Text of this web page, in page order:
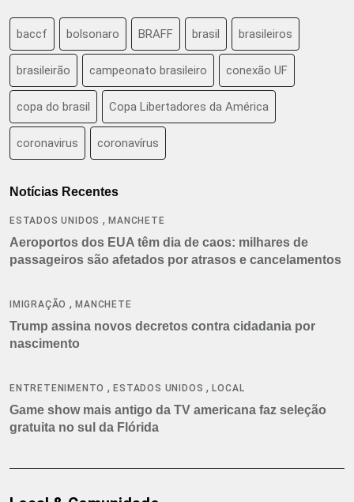
baccf bolsonaro BRAFF brasil brasileiros
brasileirão campeonato brasileiro conexão UF
copa do brasil Copa Libertadores da América
coronavirus coronavírus
Notícias Recentes
ESTADOS UNIDOS ,MANCHETE
Aeroportos dos EUA têm dia de caos: milhares de
passageiros são afetados por atrasos e cancelamentos
IMIGRAÇÃO ,MANCHETE
Trump assina novos decretos contra cidadania por
nascimento
ENTRETENIMENTO ,ESTADOS UNIDOS ,LOCAL
Game show mais antigo da TV americana faz seleção
gratuita no sul da Flórida